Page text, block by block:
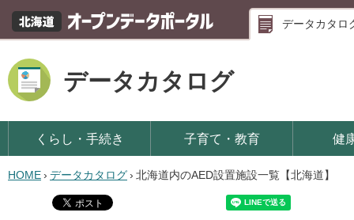
データカタロ
データカタログ
くらし・手続き 子育て・教育 健
HOME› データカタログ› 北海道内のAED設置施設一覧【北海道】